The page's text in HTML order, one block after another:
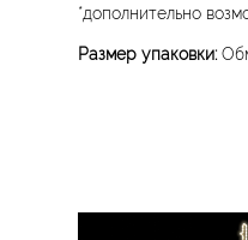
*дополнительно
Размер упаковки: